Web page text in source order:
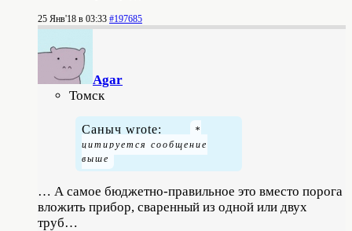
25 Янв'18 в 03:33 #197685
Agar
Томск
Саныч wrote:
… А самое бюджетно-правильное это вместо порога
вложить прибор, сваренный из одной или двух
труб…